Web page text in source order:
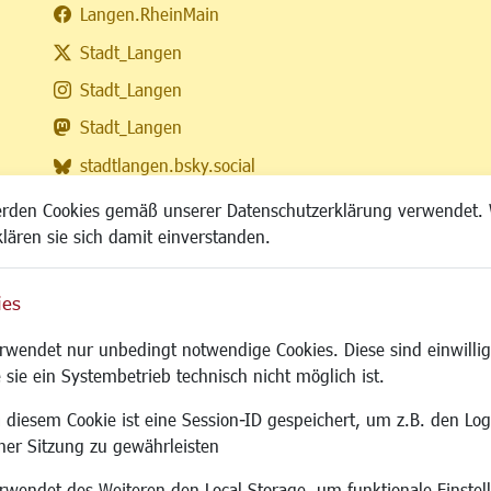
Cookies gemäß unserer Datenschutzerklärung
sie sich damit einverstanden.
nur unbedingt notwendige Cookies. Diese sind
ein Systembetrieb technisch nicht möglich ist.
diesem Cookie ist eine Session-ID gespeichert, um z.B. den
Sitzung zu gewährleisten
Langen.RheinMain
Stadt_Langen
Stadt_Langen
Stadt_Langen
stadtlangen.bsky.social
RSS-Feed
Familie/Soziales Bauen/